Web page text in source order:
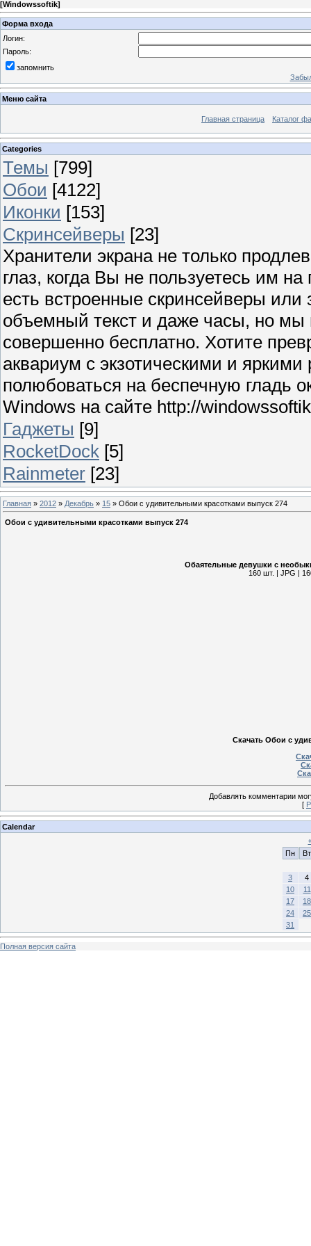
[Windowssoftik]
Форма входа
Логин:
Пароль:
запомнить
Меню сайта
Главная страница Каталог
Categories
Темы [799]
Обои [4122]
Иконки [153]
Скринсейверы [23]
Хранители экрана не только
глаз, когда Вы не пользуетесь им
есть встроенные скринсейверы или
объемный текст и даже часы, но мы
совершенно бесплатно. Хотите
аквариум с экзотическими и
полюбоваться на беспечную гладь
Windows на сайте http://
Гаджеты [9]
RocketDock [5]
Rainmeter [23]
Главная » 2012 » Декабрь » 15 » Обои с удивительными красотками выпуск 274
Обои с удивительными красотками выпуск 274
Обаятельные девушки с
160 шт. | JPG |
Скачать Обои с
Добавлять комментарии
[
Calendar
Пн
Вт
3
4
10
11
17
18
24
25
31
Полная версия сайта